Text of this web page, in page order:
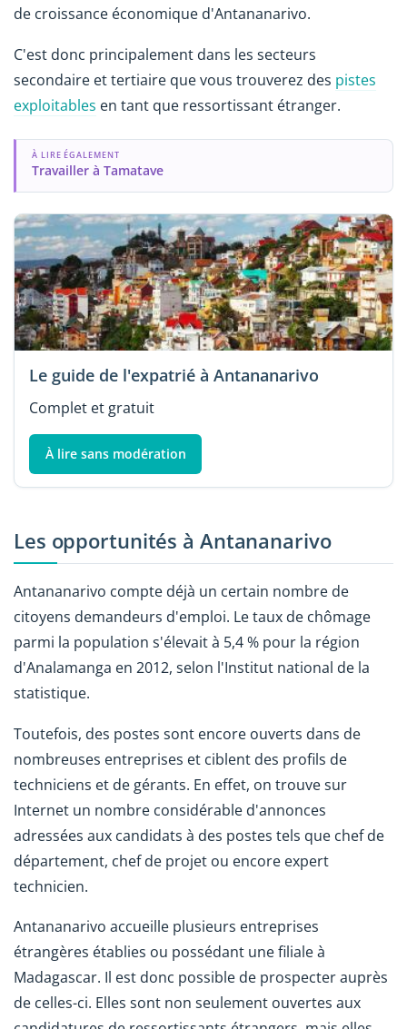
de croissance économique d'Antananarivo.
C'est donc principalement dans les secteurs
secondaire et tertiaire que vous trouverez des pistes
exploitables en tant que ressortissant étranger.
À LIRE ÉGALEMENT
Travailler à Tamatave
Le guide de l'expatrié à Antananarivo
Complet et gratuit
À lire sans modération
Les opportunités à Antananarivo
Antananarivo compte déjà un certain nombre de
citoyens demandeurs d'emploi. Le taux de chômage
parmi la population s'élevait à 5,4 % pour la région
d'Analamanga en 2012, selon l'Institut national de la
statistique.
Toutefois, des postes sont encore ouverts dans de
nombreuses entreprises et ciblent des profils de
techniciens et de gérants. En effet, on trouve sur
Internet un nombre considérable d'annonces
adressées aux candidats à des postes tels que chef de
département, chef de projet ou encore expert
technicien.
Antananarivo accueille plusieurs entreprises
étrangères établies ou possédant une filiale à
Madagascar. Il est donc possible de prospecter auprès
de celles-ci. Elles sont non seulement ouvertes aux